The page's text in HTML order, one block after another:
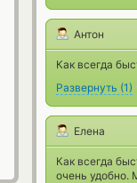
Антон
Как всегда
Развернуть (1)
Елена
Как всегда
очень удобно.